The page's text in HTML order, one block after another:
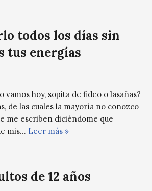
todos los días sin
tus energías
vamos hoy, sopita de fideo o lasañas?
de las cuales la mayoría no conozco
me escriben diciéndome que
mis… Leer más »
de 12 años